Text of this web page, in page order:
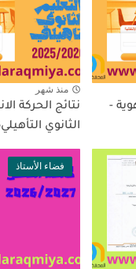
-
منذ شهر
نتائج الحركة
الثانوي التأهيلي2026
فضاء الأستاذ